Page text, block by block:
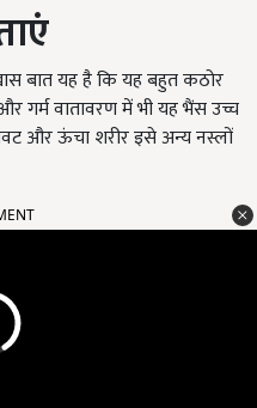
बात यह है कि यह बहुत कठोर
गर्म वातावरण में भी यह भैंस उच्च
और ऊंचा शरीर इसे अन्य नस्लों